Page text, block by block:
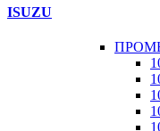
ISUZU